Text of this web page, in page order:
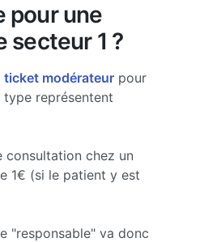
pour une
secteur 1 ?
ticket modérateurpour
représentent
consultation chez un
1€ (si le patient y est
"responsable" va donc